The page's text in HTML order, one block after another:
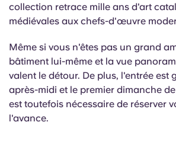
collection retrace mille ans d'art
médiévales aux chefs-d'œuvre
Même si vous n'êtes pas un grand
bâtiment lui-même et la vue
valent le détour. De plus, l'entrée est
après-midi et le premier dimanche
est toutefois nécessaire de réserver
l'avance.